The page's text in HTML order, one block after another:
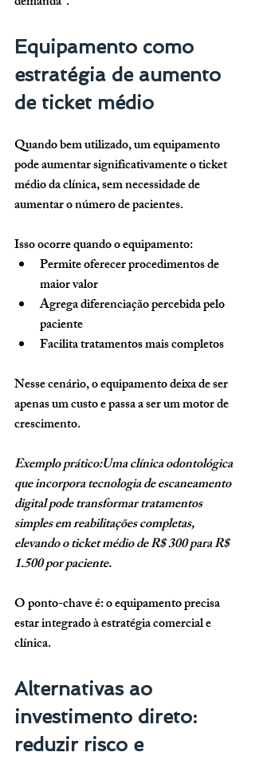
Equipamento como
estratégia de aumento
de ticket médio
Quando bem utilizado, um equipamento
pode aumentar significativamente o ticket
médio da clínica, sem necessidade de
aumentar o número de pacientes.
Isso ocorre quando o equipamento:
Permite oferecer procedimentos de
maior valor
Agrega diferenciação percebida pelo
paciente
Facilita tratamentos mais completos
Nesse cenário, o equipamento deixa de ser
apenas um custo e passa a ser um motor de
crescimento.
Exemplo prático:Uma clínica odontológica
que incorpora tecnologia de escaneamento
digital pode transformar tratamentos
simples em reabilitações completas,
elevando o ticket médio de R$ 300 para R$
1.500 por paciente.
O ponto-chave é: o equipamento precisa
estar integrado à estratégia comercial e
clínica.
Alternativas ao
investimento direto:
reduzir risco e